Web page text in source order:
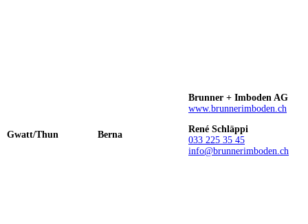
Gwatt/Thun Berna
Brunner + Imboden AG
www.brunnerimboden.ch
René Schläppi
033 225 35 45
info@brunnerimboden.ch